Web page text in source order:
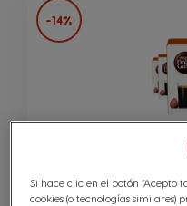
-14%
Grande
Si hace clic en el botón “Acepto
cookies (o tecnologías